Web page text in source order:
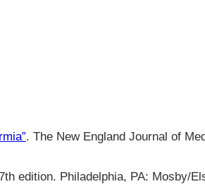
. The New England Journal of
edition. Philadelphia, PA: Mosby/